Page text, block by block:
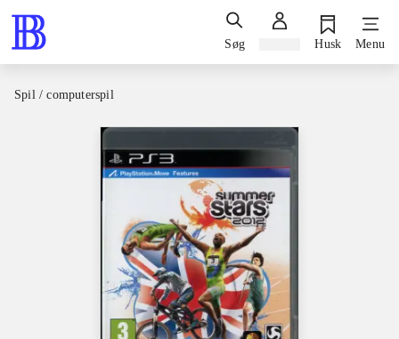
Søg Husk Menu
Spil / computerspil